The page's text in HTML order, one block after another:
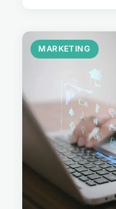
MARKETING